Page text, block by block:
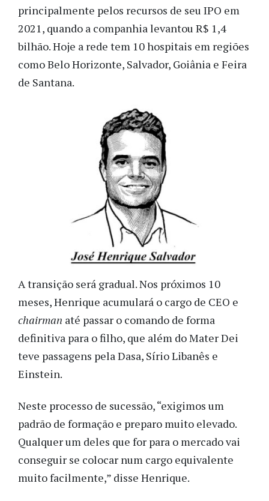
principalmente pelos recursos de seu IPO em
2021, quando a companhia levantou R$ 1,4
bilhão. Hoje a rede tem 10 hospitais em regiões
como Belo Horizonte, Salvador, Goiânia e Feira
de Santana.
A transição será gradual. Nos próximos 10
meses, Henrique acumulará o cargo de CEO e
chairman até passar o comando de forma
definitiva para o filho, que além do Mater Dei
teve passagens pela Dasa, Sírio Libanês e
Einstein.
Neste processo de sucessão, “exigimos um
padrão de formação e preparo muito elevado.
Qualquer um deles que for para o mercado vai
conseguir se colocar num cargo equivalente
muito facilmente,” disse Henrique.